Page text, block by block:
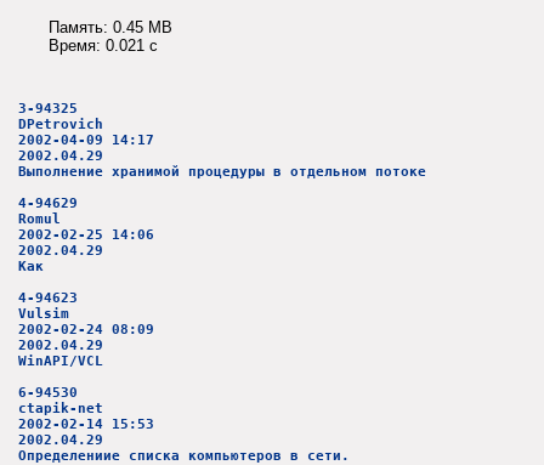
Память: 0.45 MB
Время: 0.021 c
3-94325
DPetrovich
2002-04-09 14:17
2002.04.29
Выполнение хранимой процедуры в отдельном потоке
4-94629
Romul
2002-02-25 14:06
2002.04.29
Как
4-94623
Vulsim
2002-02-24 08:09
2002.04.29
WinAPI/VCL
6-94530
ctapik-net
2002-02-14 15:53
2002.04.29
Определениие списка компьютеров в сети.